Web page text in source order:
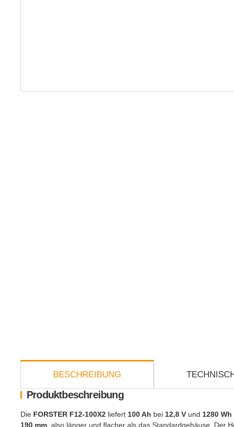
BESCHREIBUNG
Produktbeschreibung
Die FORSTER F12-100X2 liefert 100 Ah bei 12,8 V und 1280 Wh
190 mm , also länger und flacher als das Standardgehäuse. Der